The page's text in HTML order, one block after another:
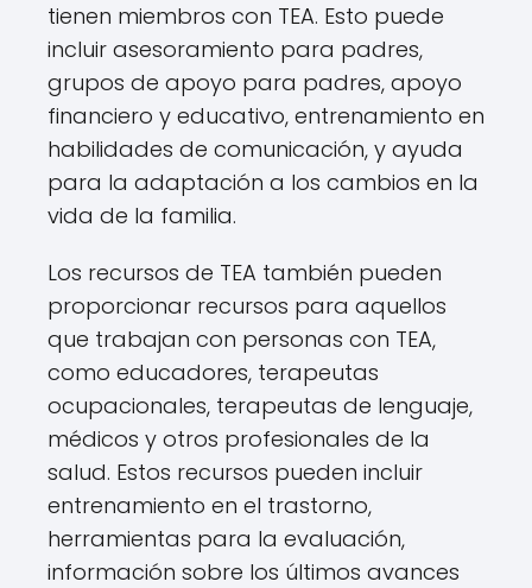
tienen miembros con TEA. Esto puede
incluir asesoramiento para padres,
grupos de apoyo para padres, apoyo
financiero y educativo, entrenamiento en
habilidades de comunicación, y ayuda
para la adaptación a los cambios en la
vida de la familia.
Los recursos de TEA también pueden
proporcionar recursos para aquellos
que trabajan con personas con TEA,
como educadores, terapeutas
ocupacionales, terapeutas de lenguaje,
médicos y otros profesionales de la
salud. Estos recursos pueden incluir
entrenamiento en el trastorno,
herramientas para la evaluación,
información sobre los últimos avances